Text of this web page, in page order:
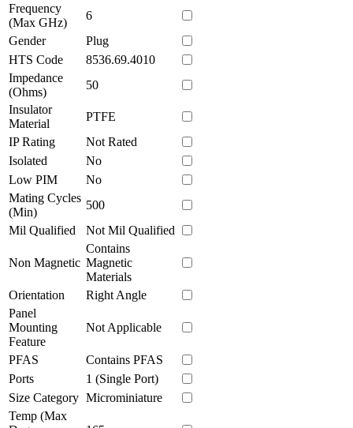
Frequency
(Max GHz)
6
Gender
Plug
HTS Code
8536.69.4010
Impedance
(Ohms)
50
Insulator
Material
PTFE
IP Rating
Not Rated
Isolated
No
Low PIM
No
Mating Cycles
(Min)
500
Mil Qualified
Not Mil Qualified
Non Magnetic
Contains
Magnetic
Materials
Orientation
Right Angle
Panel
Mounting
Feature
Not Applicable
PFAS
Contains PFAS
Ports
1 (Single Port)
Size Category Microminiature
Temp (Max